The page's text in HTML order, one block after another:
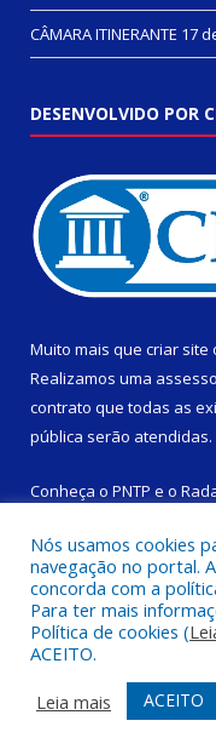
CÂMARA ITINERANTE 17
DESENVOLVIDO POR
Muito mais que criar site
Realizamos uma
contrato que todas as
pública serão atendidas.
Conheça o PNTP e o
Todos os direitos
Mapa do Site
Acessar Webmail
Nós usamos cookies
navegação no portal.
concorda com a
Para ter mais
Política de cookies (
ACEITO.
Leia mais
ACEITO